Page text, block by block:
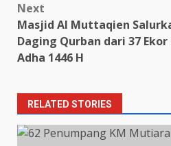
Next
Masjid Al Muttaqien
Daging Qurban dari 37
Adha 1446 H
RELATED STORIES